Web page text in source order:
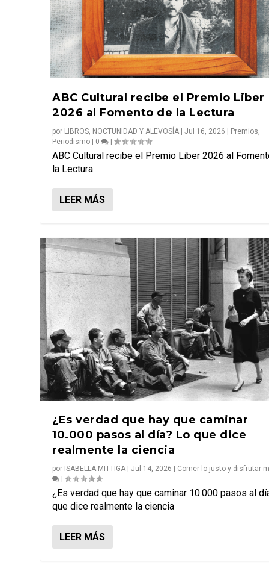
ABC Cultural recibe el Premio Liber
2026 al Fomento de la Lectura
por LIBROS, NOCTUNIDAD Y ALEVOSÍA |Jul 16, 2026 | Premios,
Periodismo | 0 |
ABC Cultural recibe el Premio Liber 2026 al
la Lectura
LEER MÁS
¿Es verdad que hay que caminar
10.000 pasos al día? Lo que dice
realmente la ciencia
por ISABELLA MITTIGA |Jul 14, 2026 Comer lo justo y disfrutar
|
¿Es verdad que hay que caminar 10.000 pasos al
que dice realmente la ciencia
LEER MÁS